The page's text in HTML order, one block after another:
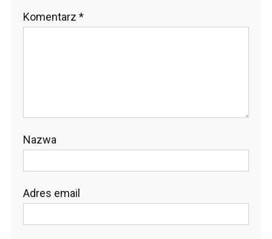
Komentarz *
Nazwa
Adres email